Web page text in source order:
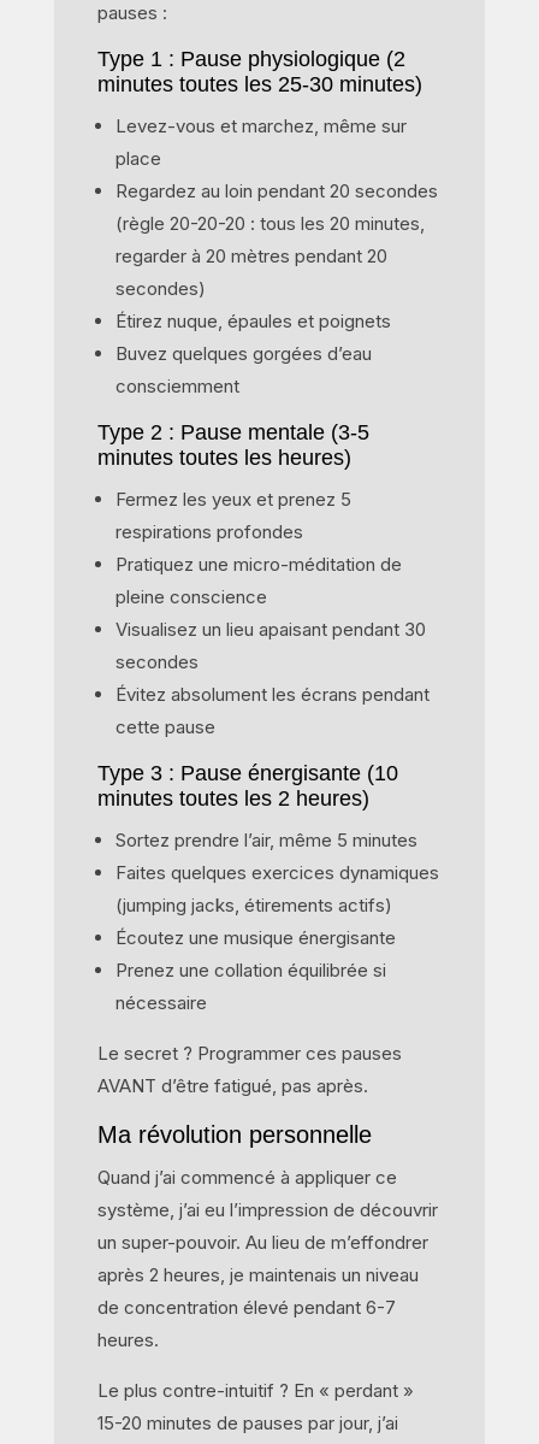
pauses :
Type 1 : Pause physiologique (2
minutes toutes les 25-30 minutes)
Levez-vous et marchez, même sur
place
Regardez au loin pendant 20 secondes
(règle 20-20-20 : tous les 20 minutes,
regarder à 20 mètres pendant 20
secondes)
Étirez nuque, épaules et poignets
Buvez quelques gorgées d’eau
consciemment
Type 2 : Pause mentale (3-5
minutes toutes les heures)
Fermez les yeux et prenez 5
respirations profondes
Pratiquez une micro-méditation de
pleine conscience
Visualisez un lieu apaisant pendant 30
secondes
Évitez absolument les écrans pendant
cette pause
Type 3 : Pause énergisante (10
minutes toutes les 2 heures)
Sortez prendre l’air, même 5 minutes
Faites quelques exercices dynamiques
(jumping jacks, étirements actifs)
Écoutez une musique énergisante
Prenez une collation équilibrée si
nécessaire
Le secret ? Programmer ces pauses
AVANT d’être fatigué, pas après.
Ma révolution personnelle
Quand j’ai commencé à appliquer ce
système, j’ai eu l’impression de découvrir
un super-pouvoir. Au lieu de m’effondrer
après 2 heures, je maintenais un niveau
de concentration élevé pendant 6-7
heures.
Le plus contre-intuitif ? En « perdant »
15-20 minutes de pauses par jour, j’ai